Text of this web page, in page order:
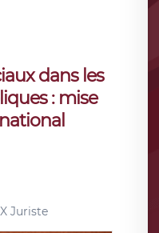
dans les
: mise
Juriste